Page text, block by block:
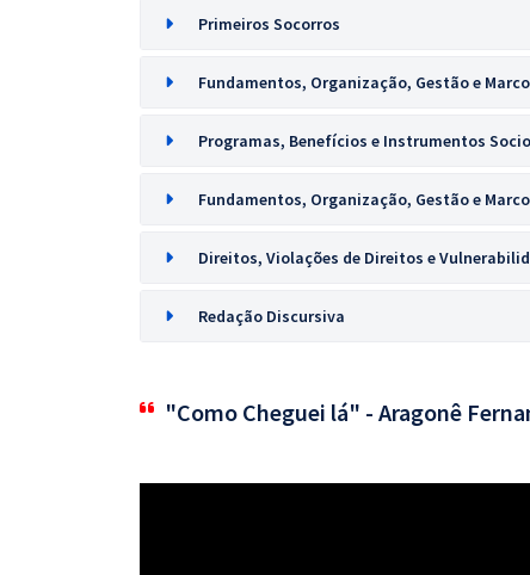
Primeiros Socorros
Fundamentos, Organização, Gestão e
Programas, Benefícios e Instrumentos
Fundamentos, Organização, Gestão e
Direitos, Violações de Direitos e
Redação Discursiva
"Como Cheguei lá" - Aragonê